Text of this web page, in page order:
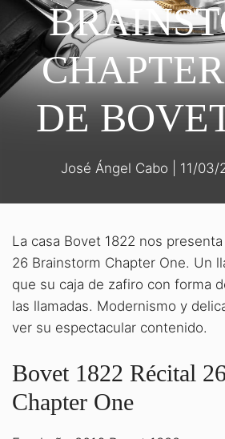
DE
José Ángel Cabo 11/03/
La casa Bovet 1822 nos
26 Brainstorm Chapter One. Un
que su caja de zafiro con forma
las llamadas. Modernismo y
ver su espectacular contenido.
Bovet 1822 Récital
Chapter One